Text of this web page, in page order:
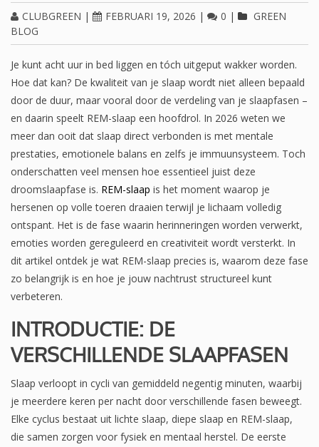
CLUBGREEN | FEBRUARI 19, 2026 | 0 |
GREEN
BLOG
Je kunt acht uur in bed liggen en tóch uitgeput wakker worden.
Hoe dat kan? De kwaliteit van je slaap wordt niet alleen bepaald
door de duur, maar vooral door de verdeling van je slaapfasen –
en daarin speelt REM-slaap een hoofdrol. In 2026 weten we
meer dan ooit dat slaap direct verbonden is met mentale
prestaties, emotionele balans en zelfs je immuunsysteem. Toch
onderschatten veel mensen hoe essentieel juist deze
droomslaapfase is. REM-slaap is het moment waarop je
hersenen op volle toeren draaien terwijl je lichaam volledig
ontspant. Het is de fase waarin herinneringen worden verwerkt,
emoties worden gereguleerd en creativiteit wordt versterkt. In
dit artikel ontdek je wat REM-slaap precies is, waarom deze fase
zo belangrijk is en hoe je jouw nachtrust structureel kunt
verbeteren.
INTRODUCTIE: DE
VERSCHILLENDE SLAAPFASEN
Slaap verloopt in cycli van gemiddeld negentig minuten, waarbij
je meerdere keren per nacht door verschillende fasen beweegt.
Elke cyclus bestaat uit lichte slaap, diepe slaap en REM-slaap,
die samen zorgen voor fysiek en mentaal herstel. De eerste